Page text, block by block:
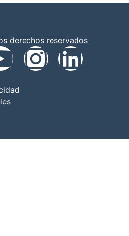
derechos reservados